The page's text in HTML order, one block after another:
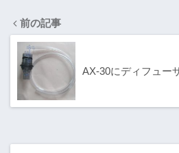
前の記事
AX-30にディフュー